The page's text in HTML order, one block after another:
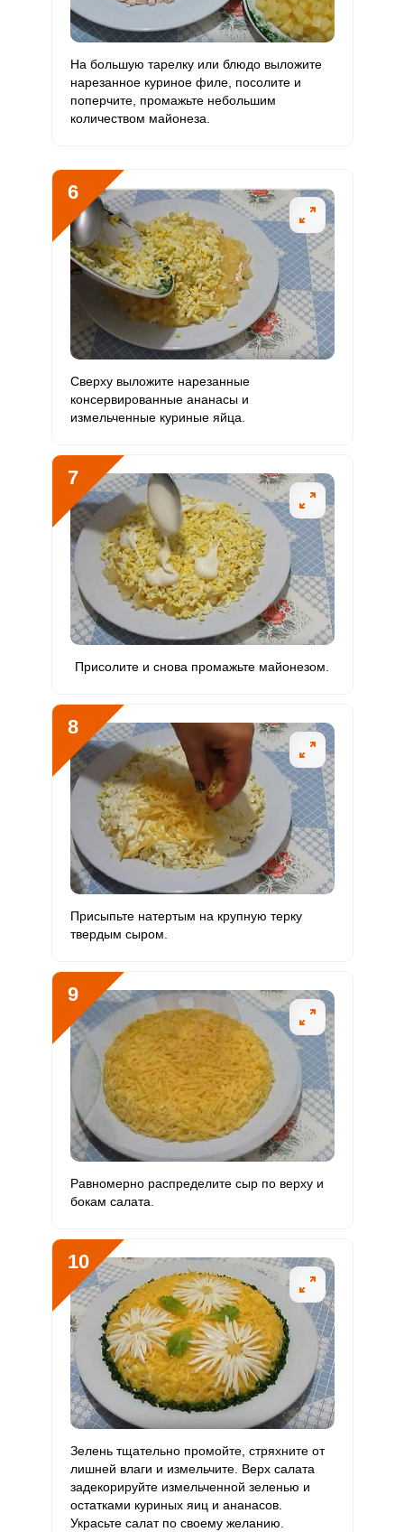
Ванадий 0 20 мкг 0 0
Молибден 23.8 мкг 70 мкг 3.1 5.7
На большую тарелку или блюдо выложите
нарезанное куриное филе, посолите и
поперчите, промажьте небольшим
количеством майонеза.
6
Сверху выложите нарезанные
консервированные ананасы и
измельченные куриные яйца.
7
Присолите и снова промажьте майонезом.
8
Присыпьте натертым на крупную терку
твердым сыром.
9
Равномерно распределите сыр по верху и
бокам салата.
10
Зелень тщательно промойте, стряхните от
лишней влаги и измельчите. Верх салата
задекорируйте измельченной зеленью и
остатками куриных яиц и ананасов.
Украсьте салат по своему желанию.